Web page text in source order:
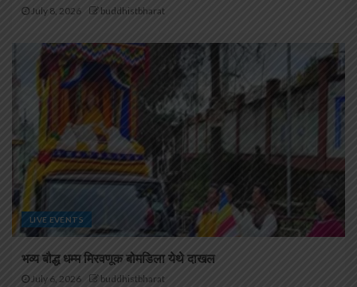
July 8, 2026 buddhistbharat
LIVE EVENTS
भव्य बौद्ध धम्म मिरवणूक बोमडिला येथे दाखल
July 6, 2026 buddhistbharat